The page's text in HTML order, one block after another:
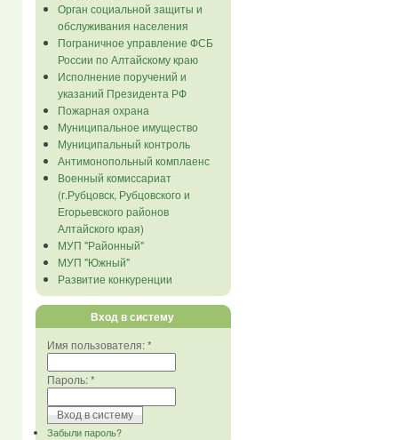
Орган социальной защиты и
обслуживания населения
Пограничное управление ФСБ
России по Алтайскому краю
Исполнение поручений и
указаний Президента РФ
Пожарная охрана
Муниципальное имущество
Муниципальный контроль
Антимонопольный комплаенс
Военный комиссариат
(г.Рубцовск, Рубцовского и
Егорьевского районов
Алтайского края)
МУП "Районный"
МУП "Южный"
Развитие конкуренции
Вход в систему
Имя пользователя:*
Пароль:*
Забыли пароль?